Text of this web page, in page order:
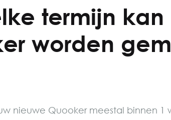
termijn kan
worden
nieuwe Quooker meestal binnen 1